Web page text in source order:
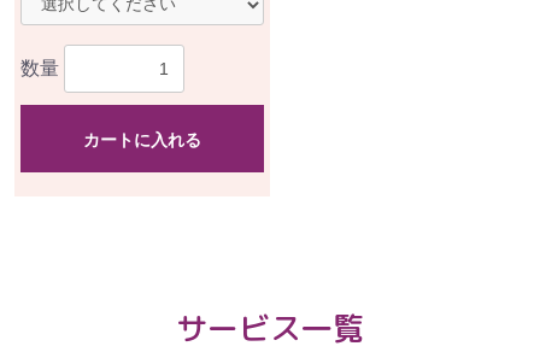
数量
カートに入れる
サービス一覧